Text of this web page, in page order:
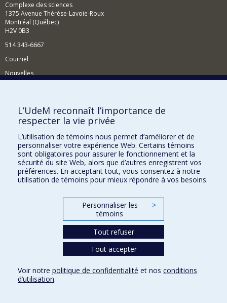
Complexe des sciences
1375 Avenue Thérèse-Lavoie-Roux
Montréal (Québec)
H2V 0B3
514 343-6667
Courriel
Nouvelles
Comment soutenir le Département?
BESOIN D'AIDE?
Plan du site
Signaler une erreur
Accessibilité
FACULTÉ DES ARTS ET DES SCIENCES
Nos départements et écoles
Conditions d’utilisation
L’UdeM reconnaît l’importance de
respecter la vie privée
L’utilisation de témoins nous permet d’améliorer et de
personnaliser votre expérience Web. Certains témoins
sont obligatoires pour assurer le fonctionnement et la
sécurité du site Web, alors que d’autres enregistrent vos
préférences. En acceptant tout, vous consentez à notre
utilisation de témoins pour mieux répondre à vos besoins.
Personnaliser les
témoins
>
Tout refuser
Tout accepter
Voir notre politique de confidentialité et nos conditions
d’utilisation.